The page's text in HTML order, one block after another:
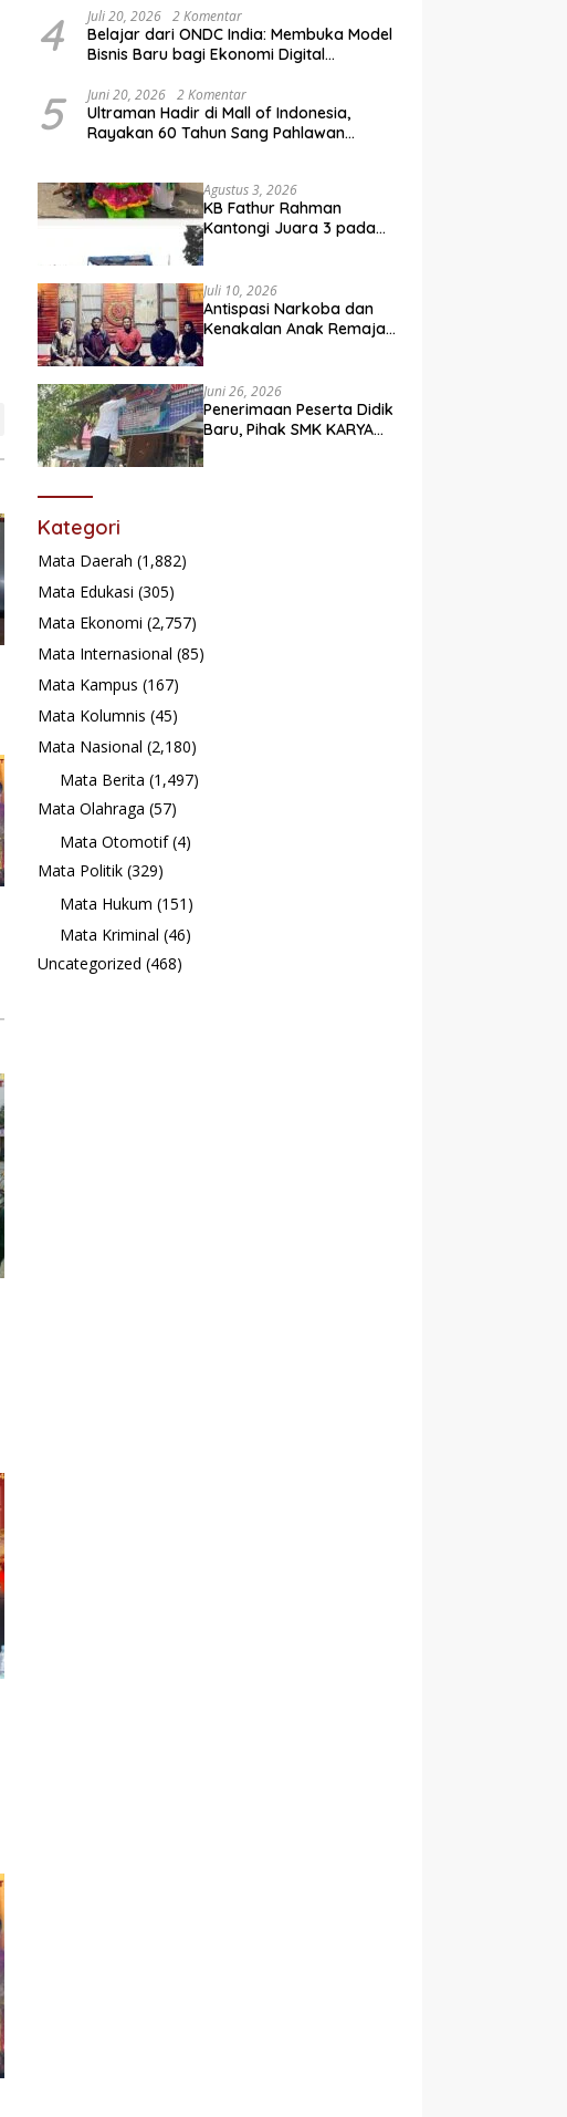
4 Juli 20, 2026 2 Komentar
Belajar dari ONDC India: Membuka Model
Bisnis Baru bagi Ekonomi Digital
5 Juni 20, 2026 2 Komentar
Ultraman Hadir di Mall of Indonesia,
Rayakan 60 Tahun Sang Pahlawan
Agustus 3, 2026
KB Fathur Rahman
Kantongi Juara 3 pada
Juli 10, 2026
Antispasi Narkoba dan
Kenakalan Anak Remaja,
Surau
Juni 26, 2026
Penerimaan Peserta Didik
Baru, Pihak SMK KARYA
Kategori
Mata Daerah (1,882)
Mata Edukasi (305)
Mata Ekonomi (2,757)
Mata Internasional (85)
Mata Kampus (167)
Mata Kolumnis (45)
Mata Nasional (2,180)
Mata Berita (1,497)
Mata Olahraga (57)
Mata Otomotif(4)
Mata Politik (329)
Mata Hukum (151)
Mata Kriminal (46)
Uncategorized (468)